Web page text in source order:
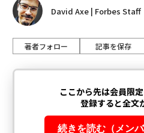
David Axe | Forbes Staff
著者フォロー 記事を保存